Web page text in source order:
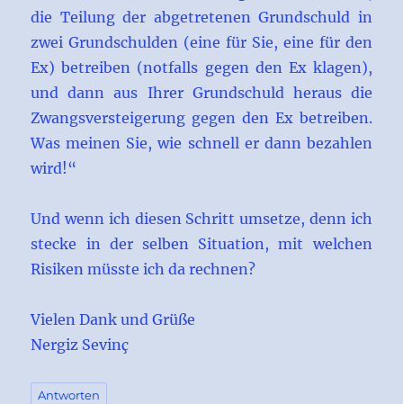
die Teilung der abgetretenen Grundschuld in
zwei Grundschulden (eine für Sie, eine für den
Ex) betreiben (notfalls gegen den Ex klagen),
und dann aus Ihrer Grundschuld heraus die
Zwangsversteigerung gegen den Ex betreiben.
Was meinen Sie, wie schnell er dann bezahlen
wird!“
Und wenn ich diesen Schritt umsetze, denn ich
stecke in der selben Situation, mit welchen
Risiken müsste ich da rechnen?
Vielen Dank und Grüße
Nergiz Sevinç
Antworten